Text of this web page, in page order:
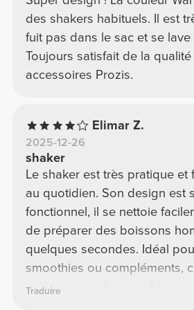
des shakers habituels. Il est
fuit pas dans le sac et se lave
Toujours satisfait de la
accessoires Prozis.
Elimar Z.
2025-12-26
shaker
Le shaker est très pratique et
au quotidien. Son design est
fonctionnel, il se nettoie
de préparer des boissons
quelques secondes. Idéal
smoothies ou compléments,
accessoire indispensable
Traduire